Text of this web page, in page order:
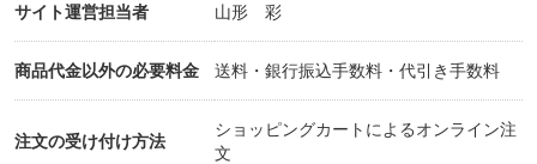
サイト運営担当者 山形 彩
商品代金以外の必要料金 送料・銀行振込手数料・代引き手数料
注文の受け付け方法
ショッピングカートによるオンライン注
文